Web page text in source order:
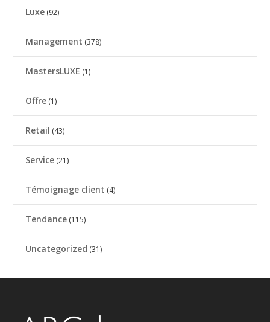
Luxe (92)
Management (378)
MastersLUXE (1)
Offre (1)
Retail (43)
Service (21)
Témoignage client (4)
Tendance (115)
Uncategorized (31)